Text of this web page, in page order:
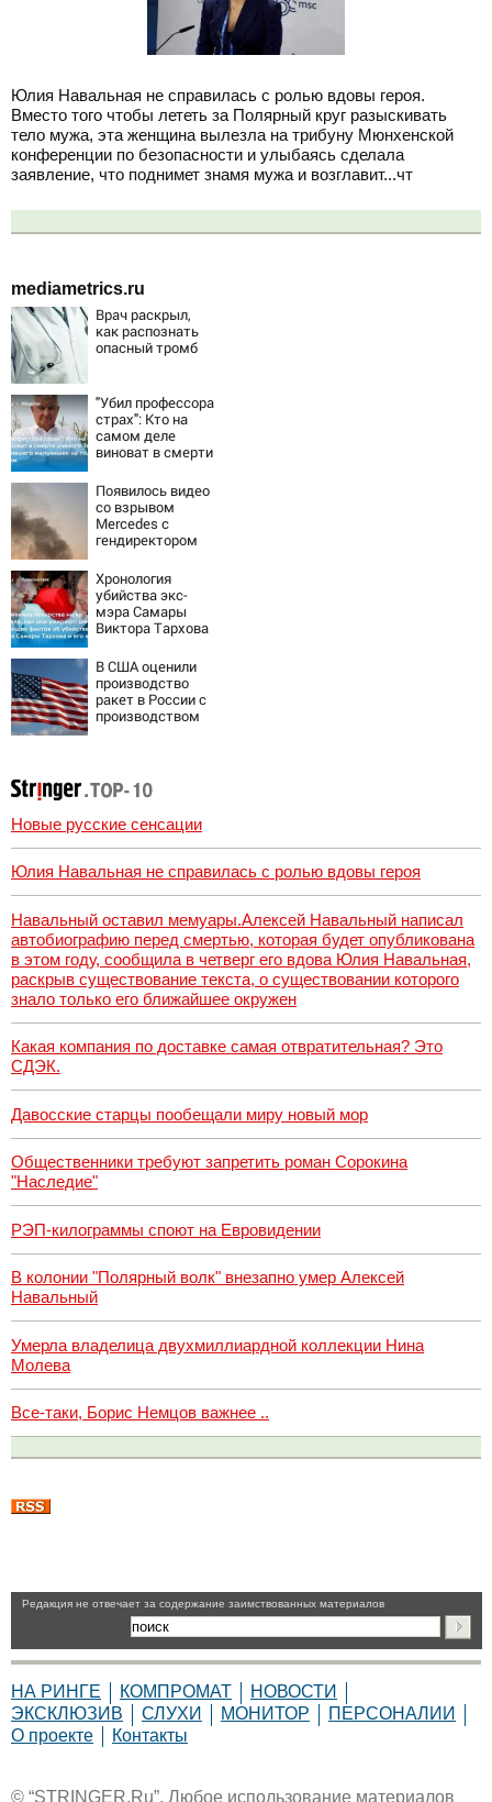
Юлия Навальная не справилась с ролью вдовы героя.
Вместо того чтобы лететь за Полярный круг разыскивать
тело мужа, эта женщина вылезла на трибуну Мюнхенской
конференции по безопасности и улыбаясь сделала
заявление, что поднимет знамя мужа и возглавит...чт
mediametrics.ru
Врач раскрыл,
как распознать
опасный тромб
"Убил профессора
страх": Кто на
самом деле
виноват в смерти
остановившего
мальчишек на
поле с горохом
Появилось видео
со взрывом
Mercedes с
гендиректором
» на Урале
Хронология
убийства экс-
мэра Самары
Виктора Тархова
шокирующих
фактов, новые
подробности
В США оценили
производство
ракет в России с
производством
Новые русские сенсации
Юлия Навальная не справилась с ролью вдовы героя
Навальный оставил мемуары.Алексей Навальный написал
автобиографию перед смертью, которая будет опубликована
в этом году, сообщила в четверг его вдова Юлия Навальная,
раскрыв существование текста, о существовании которого
знало только его ближайшее окружен
Какая компания по доставке самая отвратительная? Это
СДЭК.
Давосские старцы пообещали миру новый мор
Общественники требуют запретить роман Сорокина
"Наследие"
РЭП-килограммы споют на Евровидении
В колонии "Полярный волк" внезапно умер Алексей
Навальный
Умерла владелица двухмиллиардной коллекции Нина
Молева
Все-таки, Борис Немцов важнее ..
Pедакция не отвечает за содержание заимствованных материалов
НА РИНГЕ КОМПРОМАТ
НОВОСТИ
ЭКСКЛЮЗИВ
СЛУХИ МОНИТОР
ПЕРСОНАЛИИ
О проекте
Контакты
© “STRINGER.Ru”. Любое использование материалов